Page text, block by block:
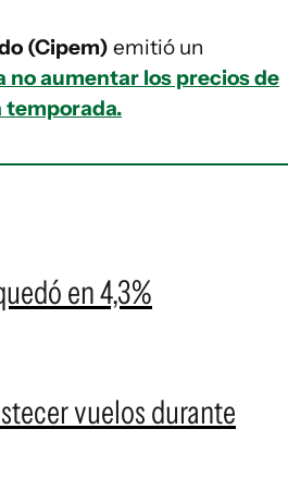
(Cipem) emitió un
aumentar los precios de
temporada.
en 4,3%
vuelos durante